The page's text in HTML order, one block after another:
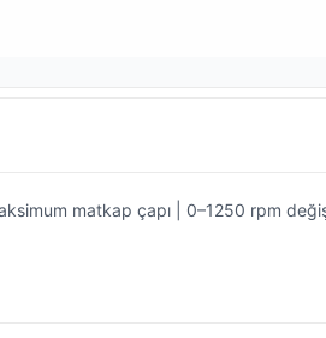
matkap çapı | 0–1250 rpm